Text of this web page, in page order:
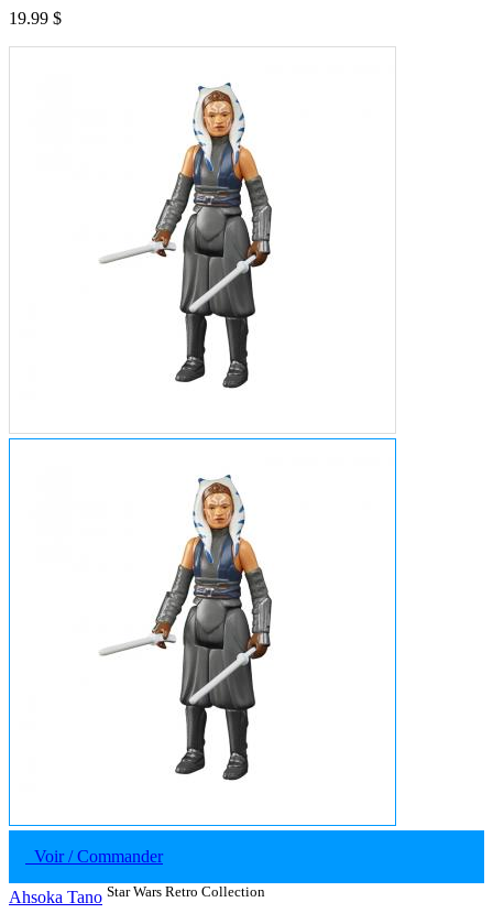
19.99 $
Voir / Commander
Ahsoka Tano Star Wars Retro Collection